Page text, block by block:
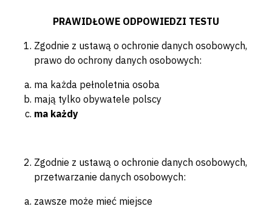
PRAWIDŁOWE ODPOWIEDZI TESTU
Zgodnie z ustawą o ochronie danych osobowych,
prawo do ochrony danych osobowych:
ma każda pełnoletnia osoba
mają tylko obywatele polscy
ma każdy
Zgodnie z ustawą o ochronie danych osobowych,
przetwarzanie danych osobowych:
zawsze może mieć miejsce